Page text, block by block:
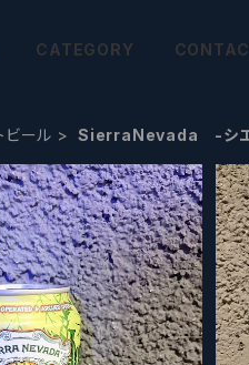
CATEGORY
ビール SierraNevada -シエ